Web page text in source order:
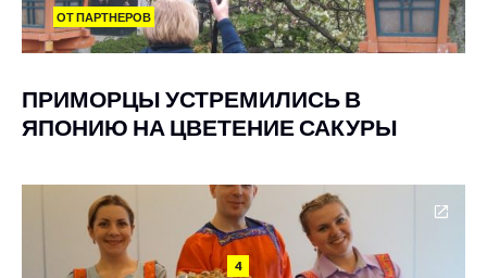
ОТ ПАРТНЕРОВ
ПРИМОРЦЫ УСТРЕМИЛИСЬ В
ЯПОНИЮ НА ЦВЕТЕНИЕ САКУРЫ
4